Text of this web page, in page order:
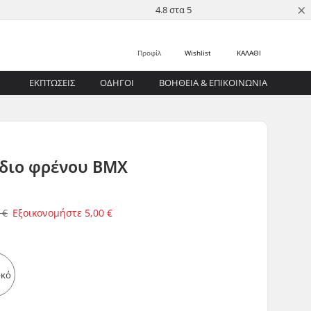
4.8 στα 5 ×
ΚΑΛΑΘΙ
Wishlist
Προφίλ
ΕΚΠΤΩΣΕΙΣ ΟΔΗΓΟΊ ΒΟΉΘΕΙΑ & ΕΠΙΚΟΙΝΩΝΊΑ
φρένου BMX
€ Εξοικονομήστε 5,00 €